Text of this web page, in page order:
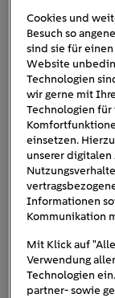
Cookies und
Besuch so
sind sie für
Website
Technologien
wir gerne mit
Technologien
einsetzen.
unserer
Informationen
Kommunikation
Mit Klick auf
Verwendung
Technologien
partner- sowie